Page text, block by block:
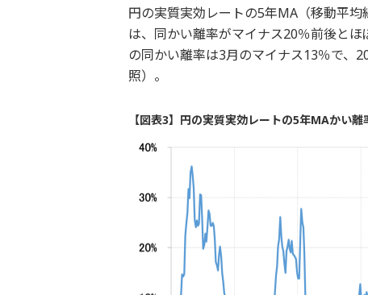
円の実質実効レートの5年MA（移動平
は、同かい離率がマイナス20％前後と
の同かい離率は3月のマイナス13％で、
照）。
【図表3】円の実質実効レートの5年MAかい